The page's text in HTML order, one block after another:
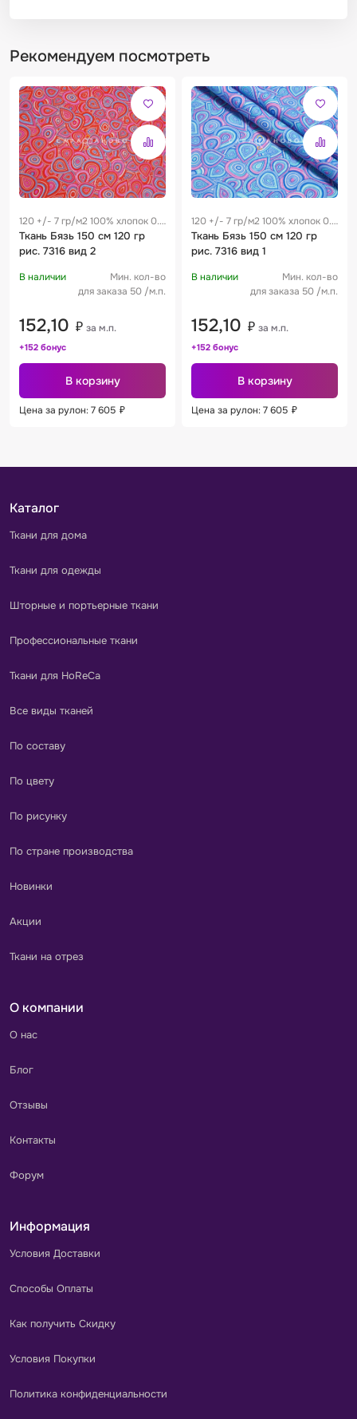
Рекомендуем посмотреть
120 +/- 7 гр/м2 100% хлопок 0.3
м
Ткань Бязь 150 см 120 гр
рис. 7316 вид 2
В наличии
Мин. кол-во
для заказа 50 /м.п.
152,10 ₽ за м.п.
+152 бонус
В корзину
Цена за рулон: 7 605 ₽
120 +/- 7 гр/м2 100% хлопок 0.3
м
Ткань Бязь 150 см 120 гр
рис. 7316 вид 1
В наличии
Мин. кол-во
для заказа 50 /м.п.
152,10 ₽ за м.п.
+152 бонус
В корзину
Цена за рулон: 7 605 ₽
Каталог
Ткани для дома
Ткани для одежды
Шторные и портьерные ткани
Профессиональные ткани
Ткани для HoReCa
Все виды тканей
По составу
По цвету
По рисунку
По стране производства
Новинки
Акции
Ткани на отрез
О компании
О нас
Блог
Отзывы
Контакты
Форум
Информация
Условия Доставки
Способы Оплаты
Как получить Скидку
Условия Покупки
Политика конфиденциальности